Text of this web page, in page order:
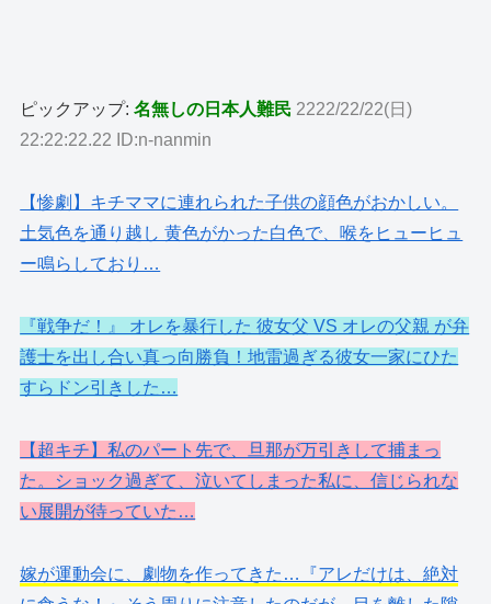
ピックアップ:名無しの日本人難民 2222/22/22(日)
22:22:22.22 ID:n-nanmin
【惨劇】キチママに連れられた子供の顔色がおかしい。
土気色を通り越し 黄色がかった白色で、喉をヒューヒュ
ー鳴らしており…
『戦争だ！』 オレを暴行した 彼女父 VS オレの父親 が弁
護士を出し合い真っ向勝負！地雷過ぎる彼女一家にひた
すらドン引きした…
【超キチ】私のパート先で、旦那が万引きして捕まっ
た。ショック過ぎて、泣いてしまった私に、信じられな
い展開が待っていた…
嫁が運動会に、劇物を作ってきた…『アレだけは、絶対